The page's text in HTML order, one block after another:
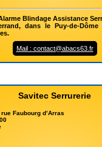
Blindage Assistance
dans le Puy-de-
Mail : contact@abacs63.fr
Savitec Serrurerie
rue Faubourg d’Arras